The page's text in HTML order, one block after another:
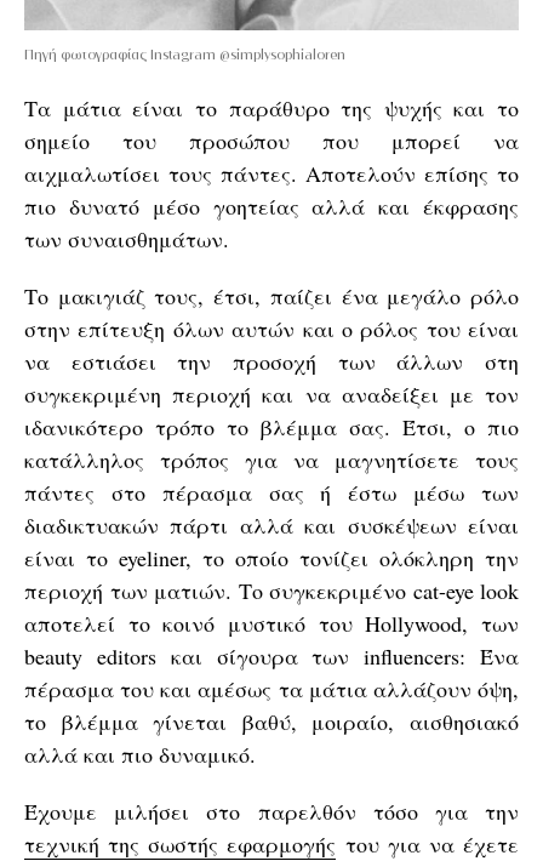
Πηγή φωτογραφίας Instagram @simplysophialoren
Τα μάτια είναι το παράθυρο της ψυχής και το
σημείο του προσώπου που μπορεί να
αιχμαλωτίσει τους πάντες. Αποτελούν επίσης το
πιο δυνατό μέσο γοητείας αλλά και έκφρασης
των συναισθημάτων.
Το μακιγιάζ τους, έτσι, παίζει ένα μεγάλο ρόλο
στην επίτευξη όλων αυτών και ο ρόλος του είναι
να εστιάσει την προσοχή των άλλων στη
συγκεκριμένη περιοχή και να αναδείξει με τον
ιδανικότερο τρόπο το βλέμμα σας. Έτσι, ο πιο
κατάλληλος τρόπος για να μαγνητίσετε τους
πάντες στο πέρασμα σας ή έστω μέσω των
διαδικτυακών πάρτι αλλά και συσκέψεων είναι
είναι το eyeliner, το οποίο τονίζει ολόκληρη την
περιοχή των ματιών. Το συγκεκριμένο cat-eye look
αποτελεί το κοινό μυστικό του Hollywood, των
beauty editors και σίγουρα των influencers: Ένα
πέρασμα του και αμέσως τα μάτια αλλάζουν όψη,
το βλέμμα γίνεται βαθύ, μοιραίο, αισθησιακό
αλλά και πιο δυναμικό.
Έχουμε μιλήσει στο παρελθόν τόσο για την
τεχνική της σωστής εφαρμογής του για να έχετε